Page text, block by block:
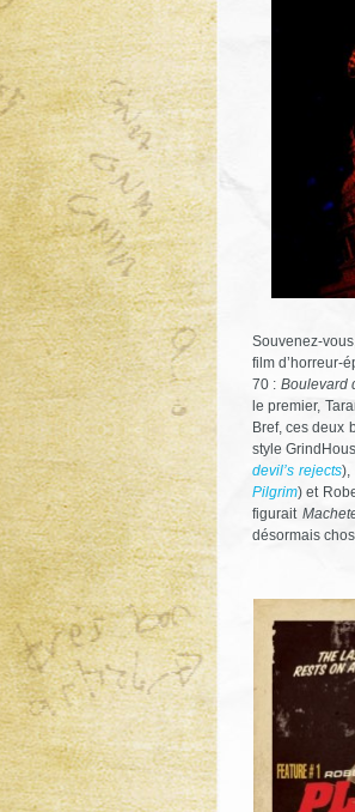
Souvenez-
film d’horreur-
70 : Boulevard
le premier,
Bref, ces deux
style
devil’s rejects),
Pilgrim) et
figurait
désormais